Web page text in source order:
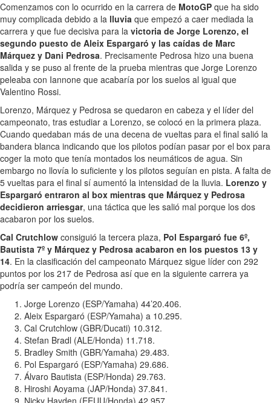
Comenzamos con lo ocurrido en la carrera de MotoGP que ha sido
muy complicada debido a la lluvia que empezó a caer mediada la
carrera y que fue decisiva para la victoria de Jorge Lorenzo, el
segundo puesto de Aleix Espargaró y las caídas de Marc
Márquez y Dani Pedrosa. Precisamente Pedrosa hizo una buena
salida y se puso al frente de la prueba mientras que Jorge Lorenzo
peleaba con Iannone que acabaría por los suelos al igual que
Valentino Rossi.
Lorenzo, Márquez y Pedrosa se quedaron en cabeza y el líder del
campeonato, tras estudiar a Lorenzo, se colocó en la primera plaza.
Cuando quedaban más de una decena de vueltas para el final salió la
bandera blanca indicando que los pilotos podían pasar por el box para
coger la moto que tenía montados los neumáticos de agua. Sin
embargo no llovía lo suficiente y los pilotos seguían en pista. A falta de
5 vueltas para el final sí aumentó la intensidad de la lluvia. Lorenzo y
Espargaró entraron al box mientras que Márquez y Pedrosa
decidieron arriesgar, una táctica que les salió mal porque los dos
acabaron por los suelos.
Cal Crutchlow consiguió la tercera plaza, Pol Espargaró fue 6º,
Bautista 7º y Márquez y Pedrosa acabaron en los puestos 13 y
14. En la clasificación del campeonato Márquez sigue líder con 292
puntos por los 217 de Pedrosa así que en la siguiente carrera ya
podría ser campeón del mundo.
Jorge Lorenzo (ESP/Yamaha) 44’20.406.
Aleix Espargaró (ESP/Yamaha) a 10.295.
Cal Crutchlow (GBR/Ducati) 10.312.
Stefan Bradl (ALE/Honda) 11.718.
Bradley Smith (GBR/Yamaha) 29.483.
Pol Espargaró (ESP/Yamaha) 29.686.
Álvaro Bautista (ESP/Honda) 29.763.
Hiroshi Aoyama (JAP/Honda) 37.841.